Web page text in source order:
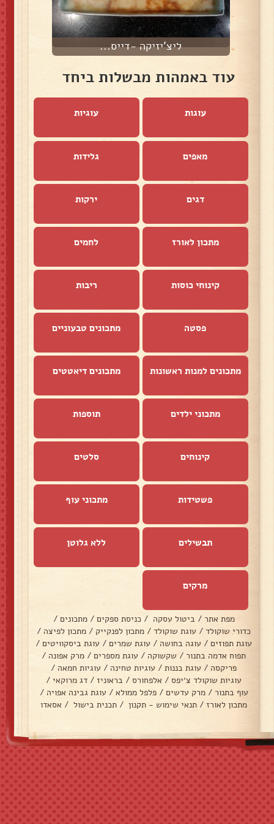
ליצ'יזיקה -דייס...
עוד באמהות מבשלות ביחד
עוגות עוגיות
מאפים גלידות
דגים ירקות
מתכון לאורז לחמים
קינוחי כוסות ריבות
פסטה מתכונים טבעוניים
מתכונים למנות ראשונות מתכונים דיאטטים
מתכוני ילדים תוספות
קינוחים סלטים
פשטידות מתכוני עוף
תבשילים ללא גלוטן
מרקים
מפת אתר / ביטול עסקה / כניסת ספקים / מתכונים /
כדורי שוקולד / עוגת שוקולד / מתכון לפנקייק / מתכון לפיצה /
עוגת תפוזים / עוגה בחושה / עוגת שמרים / עוגת ביסקוויטים /
תפוח אדמה בתנור / שקשוקה / עוגת מספרים / מרק אפונה /
פריקסה / עוגת בננות / עוגיות טחינה / עוגיות חמאה /
עוגיות שוקולד צ׳יפס / אלפחורס / בראוניז / דג מרוקאי /
עוף בתנור / מרק עדשים / פלפל ממולא / עוגת גבינה אפויה /
מתכון לאורז / תנאי שימוש - תקנון / תכנית בישול / אסאדו